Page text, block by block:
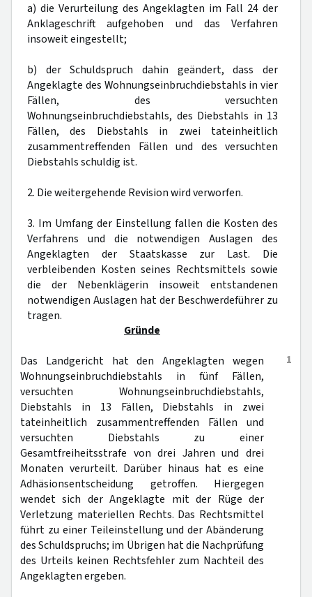
a) die Verurteilung des Angeklagten im Fall 24 der
Anklageschrift aufgehoben und das Verfahren
insoweit eingestellt;
b) der Schuldspruch dahin geändert, dass der
Angeklagte des Wohnungseinbruchdiebstahls in vier
Fällen, des versuchten
Wohnungseinbruchdiebstahls, des Diebstahls in 13
Fällen, des Diebstahls in zwei tateinheitlich
zusammentreffenden Fällen und des versuchten
Diebstahls schuldig ist.
2. Die weitergehende Revision wird verworfen.
3. Im Umfang der Einstellung fallen die Kosten des
Verfahrens und die notwendigen Auslagen des
Angeklagten der Staatskasse zur Last. Die
verbleibenden Kosten seines Rechtsmittels sowie
die der Nebenklägerin insoweit entstandenen
notwendigen Auslagen hat der Beschwerdeführer zu
tragen.
Gründe
1
Das Landgericht hat den Angeklagten wegen
Wohnungseinbruchdiebstahls in fünf Fällen,
versuchten Wohnungseinbruchdiebstahls,
Diebstahls in 13 Fällen, Diebstahls in zwei
tateinheitlich zusammentreffenden Fällen und
versuchten Diebstahls zu einer
Gesamtfreiheitsstrafe von drei Jahren und drei
Monaten verurteilt. Darüber hinaus hat es eine
Adhäsionsentscheidung getroffen. Hiergegen
wendet sich der Angeklagte mit der Rüge der
Verletzung materiellen Rechts. Das Rechtsmittel
führt zu einer Teileinstellung und der Abänderung
des Schuldspruchs; im Übrigen hat die Nachprüfung
des Urteils keinen Rechtsfehler zum Nachteil des
Angeklagten ergeben.